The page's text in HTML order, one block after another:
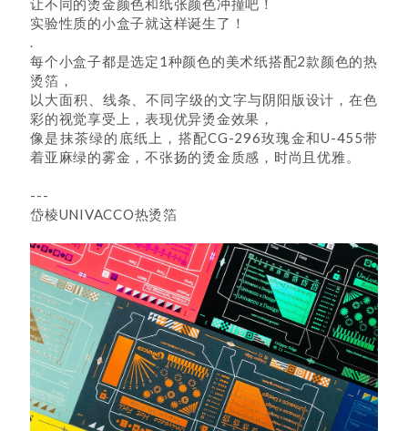
让不同的烫金颜色和纸张颜色冲撞吧！
实验性质的小盒子就这样诞生了！
.
每个小盒子都是选定1种颜色的美术纸搭配2款颜色的热
烫箔，
以大面积、线条、不同字级的文字与阴阳版设计，在色
彩的视觉享受上，表现优异烫金效果，
像是抹茶绿的底纸上，搭配CG-296玫瑰金和U-455带
着亚麻绿的雾金，不张扬的烫金质感，时尚且优雅。
---
岱棱UNIVACCO热烫箔